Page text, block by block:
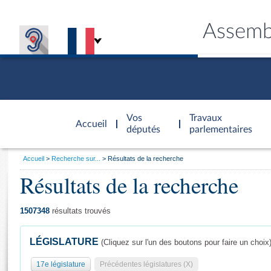
Accueil
d'accueil
Vos
députés
Travaux
parlementaires
Général
Vous
Accueil Recherche sur... Résultats de la recherche
Résultats de la recherche
1507348 résultats trouvés
LÉGISLATURE (Cliquez sur l'un des boutons pour faire un choix)
17e législature Précédentes législatures (X)